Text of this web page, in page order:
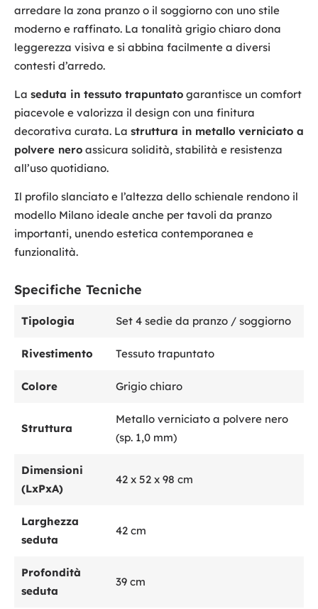
arredare la zona pranzo o il soggiorno con uno stile
moderno e raffinato. La tonalità grigio chiaro dona
leggerezza visiva e si abbina facilmente a diversi
contesti d’arredo.
La seduta in tessuto trapuntato garantisce un comfort
piacevole e valorizza il design con una finitura
decorativa curata. La struttura in metallo verniciato a
polvere nero assicura solidità, stabilità e resistenza
all’uso quotidiano.
Il profilo slanciato e l’altezza dello schienale rendono il
modello Milano ideale anche per tavoli da pranzo
importanti, unendo estetica contemporanea e
funzionalità.
Specifiche Tecniche
Tipologia Set 4 sedie da pranzo / soggiorno
Rivestimento Tessuto trapuntato
Colore Grigio chiaro
Struttura
Metallo verniciato a polvere nero
(sp. 1,0 mm)
Dimensioni
(LxPxA)
42 x 52 x 98 cm
Larghezza
seduta
42 cm
Profondità
seduta
39 cm